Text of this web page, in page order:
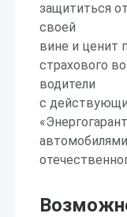
защититься
своей
вине и ценит
страхового
водители
с